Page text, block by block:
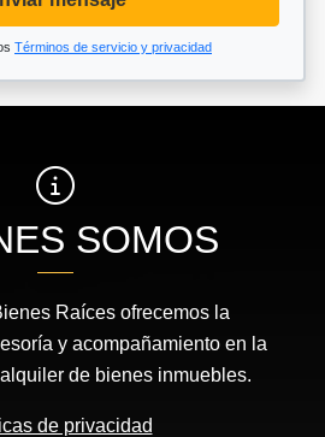
Términos de servicio y privacidad
SOMOS
Raíces ofrecemos la
y acompañamiento en la
de bienes inmuebles.
de privacidad